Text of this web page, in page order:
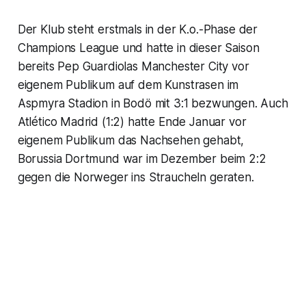
Der Klub steht erstmals in der K.o.-Phase der
Champions League und hatte in dieser Saison
bereits Pep Guardiolas Manchester City vor
eigenem Publikum auf dem Kunstrasen im
Aspmyra Stadion in Bodö mit 3:1 bezwungen. Auch
Atlético Madrid (1:2) hatte Ende Januar vor
eigenem Publikum das Nachsehen gehabt,
Borussia Dortmund war im Dezember beim 2:2
gegen die Norweger ins Straucheln geraten.